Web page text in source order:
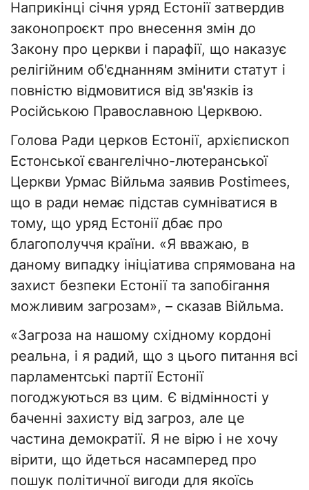
Наприкінці січня уряд Естонії затвердив
законопроєкт про внесення змін до
Закону про церкви і парафії, що наказує
релігійним об'єднанням змінити статут і
повністю відмовитися від зв'язків із
Російською Православною Церквою.
Голова Ради церков Естонії, архієпископ
Естонської євангелічно-лютеранської
Церкви Урмас Війльма заявив Postimees,
що в ради немає підстав сумніватися в
тому, що уряд Естонії дбає про
благополуччя країни. «Я вважаю, в
даному випадку ініціатива спрямована на
захист безпеки Естонії та запобігання
можливим загрозам», – сказав Війльма.
«Загроза на нашому східному кордоні
реальна, і я радий, що з цього питання всі
парламентські партії Естонії
погоджуються вз цим. Є відмінності у
баченні захисту від загроз, але це
частина демократії. Я не вірю і не хочу
вірити, що йдеться насамперед про
пошук політичної вигоди для якоїсь